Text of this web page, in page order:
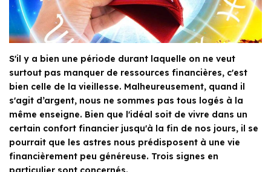
S'il y a bien une période durant laquelle on ne veut
surtout pas manquer de ressources financières, c'est
bien celle de la vieillesse. Malheureusement, quand il
s'agit d’argent, nous ne sommes pas tous logés à la
même enseigne. Bien que l'idéal soit de vivre dans un
certain confort financier jusqu'à la fin de nos jours, il se
pourrait que les astres nous prédisposent à une vie
financièrement peu généreuse. Trois signes en